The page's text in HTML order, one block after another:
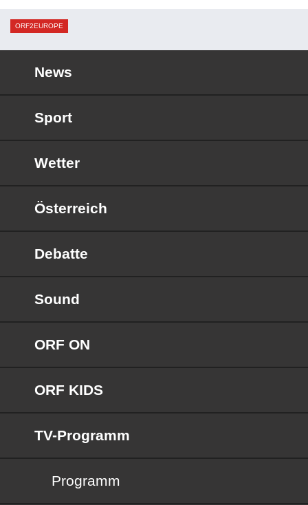
ORF2EUROPE
News
Sport
Wetter
Österreich
Debatte
Sound
ORF ON
ORF KIDS
TV-Programm
Programm